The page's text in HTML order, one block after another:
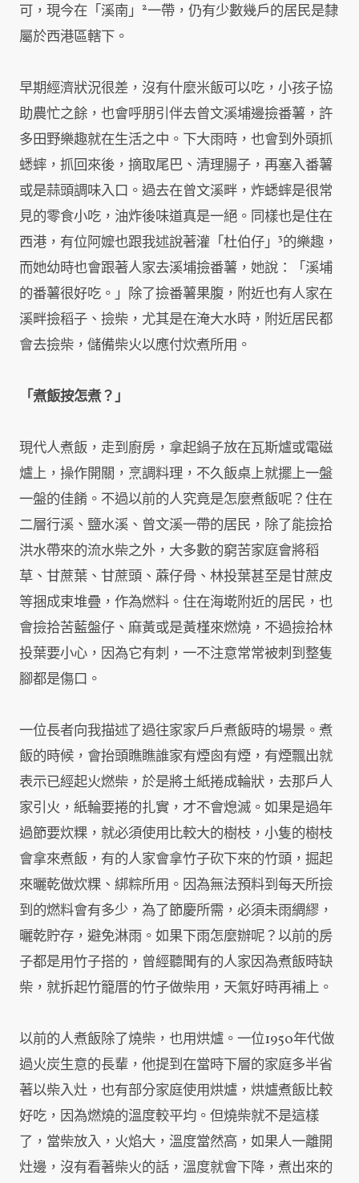
可，現今在「溪南」²一帶，仍有少數幾戶的居民是隸
屬於西港區轄下。
早期經濟狀況很差，沒有什麼米飯可以吃，小孩子協
助農忙之餘，也會呼朋引伴去曾文溪埔邊撿番薯，許
多田野樂趣就在生活之中。下大雨時，也會到外頭抓
蟋蟀，抓回來後，摘取尾巴、清理腸子，再塞入番薯
或是蒜頭調味入口。過去在曾文溪畔，炸蟋蟀是很常
見的零食小吃，油炸後味道真是一絕。同樣也是住在
西港，有位阿嬤也跟我述說著灌「杜伯仔」³的樂趣，
而她幼時也會跟著人家去溪埔撿番薯，她說：「溪埔
的番薯很好吃。」除了撿番薯果腹，附近也有人家在
溪畔撿稻子、撿柴，尤其是在淹大水時，附近居民都
會去撿柴，儲備柴火以應付炊煮所用。
「煮飯按怎煮？」
現代人煮飯，走到廚房，拿起鍋子放在瓦斯爐或電磁
爐上，操作開關，烹調料理，不久飯桌上就擺上一盤
一盤的佳餚。不過以前的人究竟是怎麼煮飯呢？住在
二層行溪、鹽水溪、曾文溪一帶的居民，除了能撿拾
洪水帶來的流水柴之外，大多數的窮苦家庭會將稻
草、甘蔗葉、甘蔗頭、蔴仔骨、林投葉甚至是甘蔗皮
等捆成束堆疊，作為燃料。住在海墘附近的居民，也
會撿拾苦藍盤仔、麻黃或是黃槿來燃燒，不過撿拾林
投葉要小心，因為它有刺，一不注意常常被刺到整隻
腳都是傷口。
一位長者向我描述了過往家家戶戶煮飯時的場景。煮
飯的時候，會抬頭瞧瞧誰家有煙囪有煙，有煙飄出就
表示已經起火燃柴，於是將土紙捲成輪狀，去那戶人
家引火，紙輪要捲的扎實，才不會熄滅。如果是過年
過節要炊粿，就必須使用比較大的樹枝，小隻的樹枝
會拿來煮飯，有的人家會拿竹子砍下來的竹頭，掘起
來曬乾做炊粿、綁粽所用。因為無法預料到每天所撿
到的燃料會有多少，為了節慶所需，必須未雨綢繆，
曬乾貯存，避免淋雨。如果下雨怎麼辦呢？以前的房
子都是用竹子搭的，曾經聽聞有的人家因為煮飯時缺
柴，就拆起竹籠厝的竹子做柴用，天氣好時再補上。
以前的人煮飯除了燒柴，也用烘爐。一位1950年代做
過火炭生意的長輩，他提到在當時下層的家庭多半省
著以柴入灶，也有部分家庭使用烘爐，烘爐煮飯比較
好吃，因為燃燒的溫度較平均。但燒柴就不是這樣
了，當柴放入，火焰大，溫度當然高，如果人一離開
灶邊，沒有看著柴火的話，溫度就會下降，煮出來的